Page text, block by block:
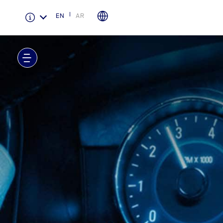
الضمان والتأمين
لمحة عامة عن Ford Protect
باقة الصيانة الفائقة
باقة الخدمة
باقة العناية الفائقة
دعم المزامنة
تقنية 4 SYNC
AR
EN